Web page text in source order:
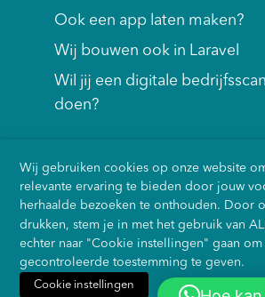
Ook een app laten maken?
Wij bouwen ook in Laravel
Wil jij een digitale
doen?
Onze Algemene Privacybeleid
Wij gebruiken cookies op onze website
relevante ervaring te bieden door jouw
herhaalde bezoeken te onthouden. Door
drukken, stem je in met het gebruik van
echter naar "Cookie instellingen" gaan om
gecontroleerde toestemming te geven.
Cookie instellingen